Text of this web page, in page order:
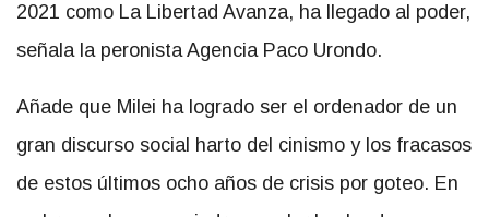
2021 como La Libertad Avanza, ha llegado al poder,
señala la peronista Agencia Paco Urondo.
Añade que Milei ha logrado ser el ordenador de un
gran discurso social harto del cinismo y los fracasos
de estos últimos ocho años de crisis por goteo. En